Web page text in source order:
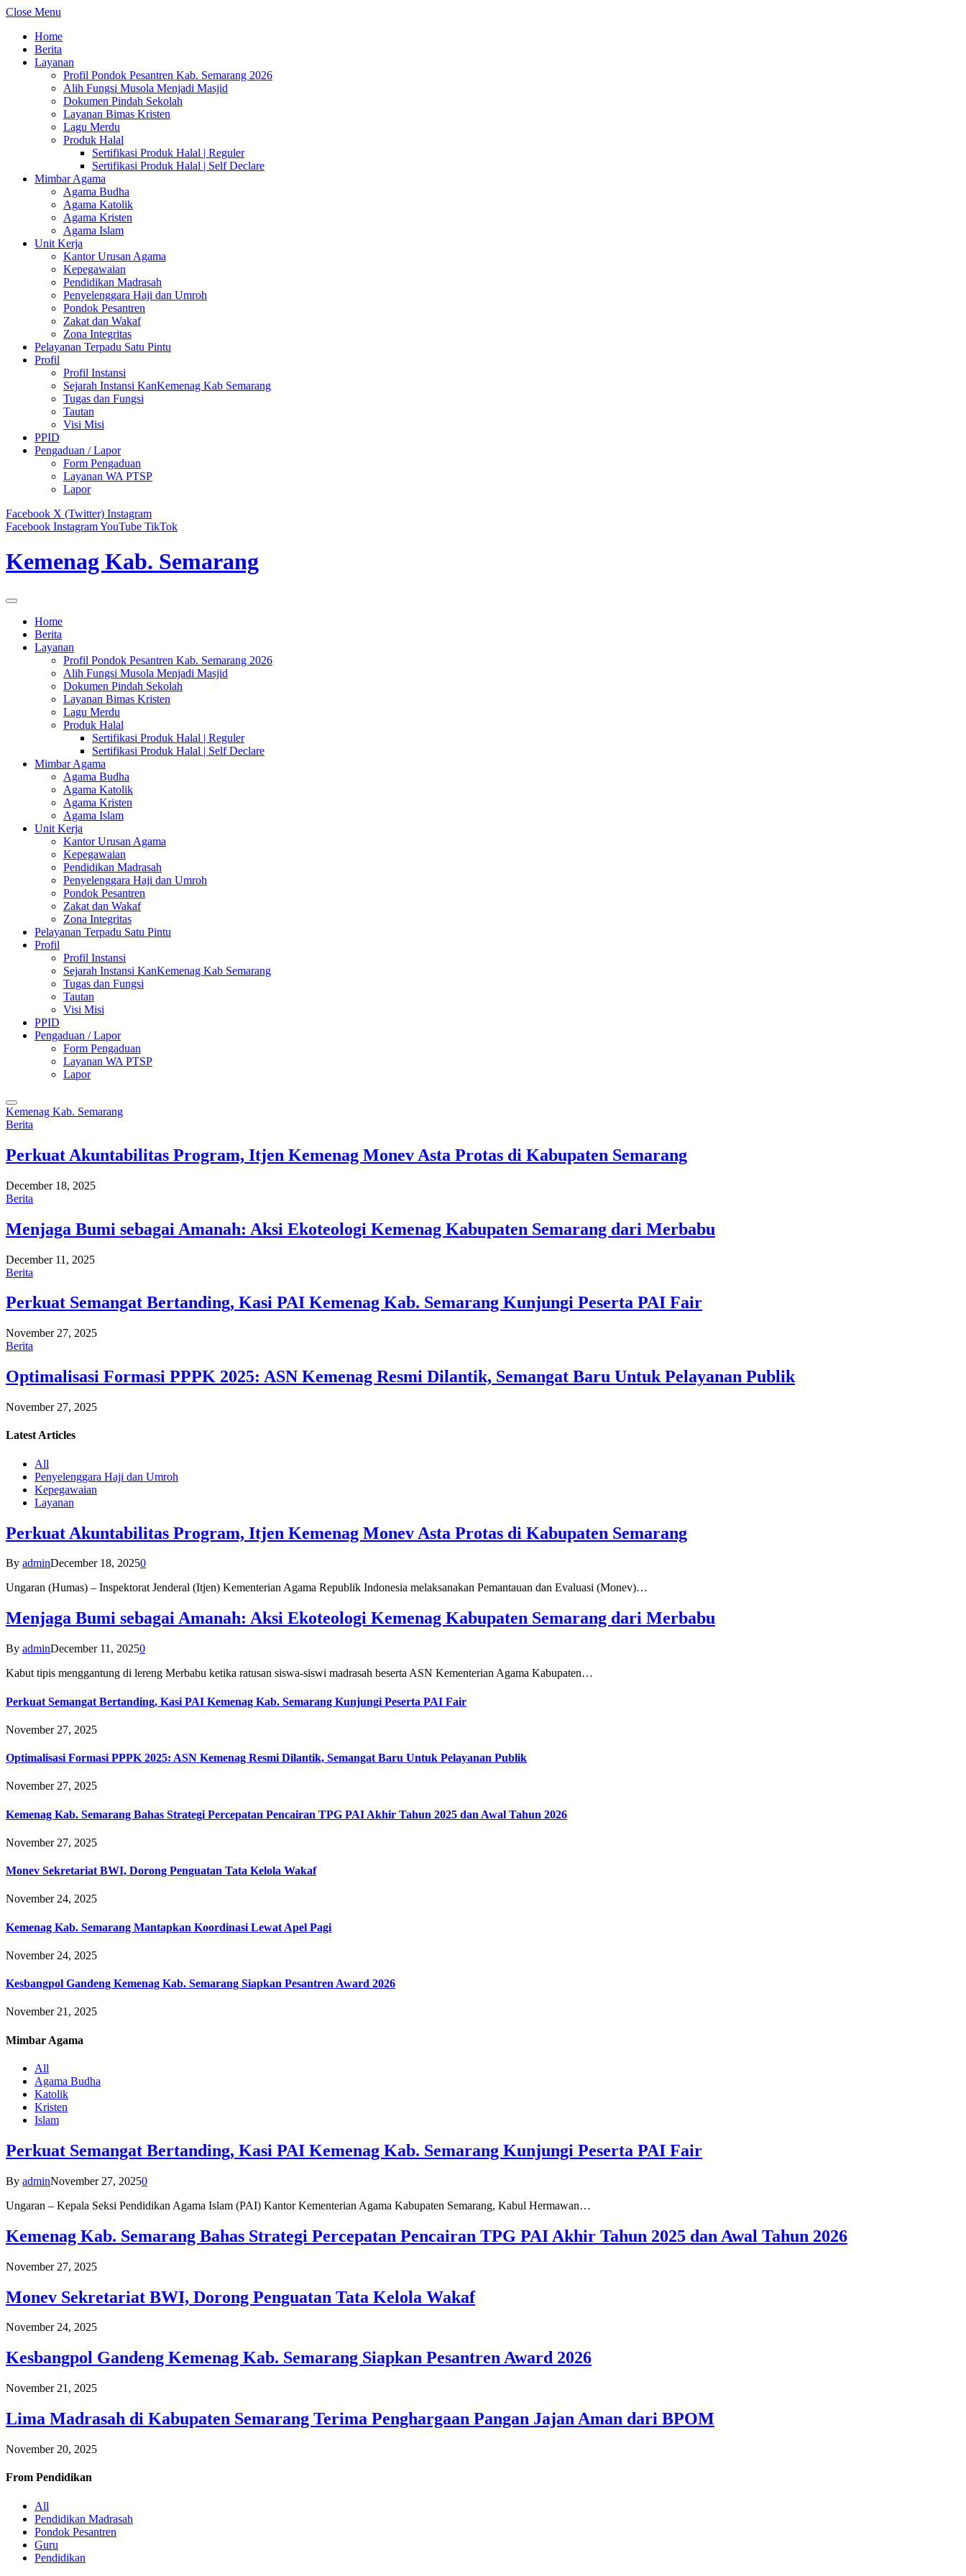
Close Menu
Home
Berita
Layanan
Profil Pondok Pesantren Kab. Semarang 2026
Alih Fungsi Musola Menjadi Masjid
Dokumen Pindah Sekolah
Layanan Bimas Kristen
Lagu Merdu
Produk Halal
Sertifikasi Produk Halal | Reguler
Sertifikasi Produk Halal | Self Declare
Mimbar Agama
Agama Budha
Agama Katolik
Agama Kristen
Agama Islam
Unit Kerja
Kantor Urusan Agama
Kepegawaian
Pendidikan Madrasah
Penyelenggara Haji dan Umroh
Pondok Pesantren
Zakat dan Wakaf
Zona Integritas
Pelayanan Terpadu Satu Pintu
Profil
Profil Instansi
Sejarah Instansi KanKemenag Kab Semarang
Tugas dan Fungsi
Tautan
Visi Misi
PPID
Pengaduan / Lapor
Form Pengaduan
Layanan WA PTSP
Lapor
Facebook X (Twitter) Instagram
Facebook InstagramYouTube TikTok
Kemenag Kab. Semarang
Home
Berita
Layanan
Profil Pondok Pesantren Kab. Semarang 2026
Alih Fungsi Musola Menjadi Masjid
Dokumen Pindah Sekolah
Layanan Bimas Kristen
Lagu Merdu
Produk Halal
Sertifikasi Produk Halal | Reguler
Sertifikasi Produk Halal | Self Declare
Mimbar Agama
Agama Budha
Agama Katolik
Agama Kristen
Agama Islam
Unit Kerja
Kantor Urusan Agama
Kepegawaian
Pendidikan Madrasah
Penyelenggara Haji dan Umroh
Pondok Pesantren
Zakat dan Wakaf
Zona Integritas
Pelayanan Terpadu Satu Pintu
Profil
Profil Instansi
Sejarah Instansi KanKemenag Kab Semarang
Tugas dan Fungsi
Tautan
Visi Misi
PPID
Pengaduan / Lapor
Form Pengaduan
Layanan WA PTSP
Lapor
Kemenag Kab. Semarang
Berita
Perkuat Akuntabilitas Program, Itjen Kemenag Monev Asta Protas di Kabupaten Semarang
December 18, 2025
Berita
Menjaga Bumi sebagai Amanah: Aksi Ekoteologi Kemenag Kabupaten Semarang dari Merbabu
December 11, 2025
Berita
Perkuat Semangat Bertanding, Kasi PAI Kemenag Kab. Semarang Kunjungi Peserta PAI Fair
November 27, 2025
Berita
Optimalisasi Formasi PPPK 2025: ASN Kemenag Resmi Dilantik, Semangat Baru Untuk Pelayanan Publik
November 27, 2025
Latest Articles
All
Penyelenggara Haji dan Umroh
Kepegawaian
Layanan
Perkuat Akuntabilitas Program, Itjen Kemenag Monev Asta Protas di Kabupaten Semarang
By adminDecember 18, 20250
Ungaran (Humas) – Inspektorat Jenderal (Itjen) Kementerian Agama Republik Indonesia melaksanakan Pemantauan dan Evaluasi (Monev)…
Menjaga Bumi sebagai Amanah: Aksi Ekoteologi Kemenag Kabupaten Semarang dari Merbabu
By adminDecember 11, 20250
Kabut tipis menggantung di lereng Merbabu ketika ratusan siswa-siswi madrasah beserta ASN Kementerian Agama Kabupaten…
Perkuat Semangat Bertanding, Kasi PAI Kemenag Kab. Semarang Kunjungi Peserta PAI Fair
November 27, 2025
Optimalisasi Formasi PPPK 2025: ASN Kemenag Resmi Dilantik, Semangat Baru Untuk Pelayanan Publik
November 27, 2025
Kemenag Kab. Semarang Bahas Strategi Percepatan Pencairan TPG PAI Akhir Tahun 2025 dan Awal Tahun 2026
November 27, 2025
Monev Sekretariat BWI, Dorong Penguatan Tata Kelola Wakaf
November 24, 2025
Kemenag Kab. Semarang Mantapkan Koordinasi Lewat Apel Pagi
November 24, 2025
Kesbangpol Gandeng Kemenag Kab. Semarang Siapkan Pesantren Award 2026
November 21, 2025
Mimbar Agama
All
Agama Budha
Katolik
Kristen
Islam
Perkuat Semangat Bertanding, Kasi PAI Kemenag Kab. Semarang Kunjungi Peserta PAI Fair
By adminNovember 27, 20250
Ungaran – Kepala Seksi Pendidikan Agama Islam (PAI) Kantor Kementerian Agama Kabupaten Semarang, Kabul Hermawan…
Kemenag Kab. Semarang Bahas Strategi Percepatan Pencairan TPG PAI Akhir Tahun 2025 dan Awal Tahun 2026
November 27, 2025
Monev Sekretariat BWI, Dorong Penguatan Tata Kelola Wakaf
November 24, 2025
Kesbangpol Gandeng Kemenag Kab. Semarang Siapkan Pesantren Award 2026
November 21, 2025
Lima Madrasah di Kabupaten Semarang Terima Penghargaan Pangan Jajan Aman dari BPOM
November 20, 2025
From Pendidikan
All
Pendidikan Madrasah
Pondok Pesantren
Guru
Pendidikan